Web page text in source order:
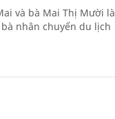
và bà Mai Thị Mười là
nhân chuyến du lịch